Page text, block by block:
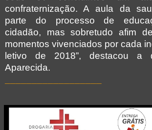
confraternização. A aula da
parte do processo de
cidadão, mas sobretudo afim
momentos vivenciados por cada
letivo de 2018”, destacou a
Aparecida.